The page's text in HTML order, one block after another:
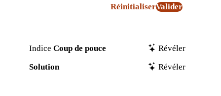
RéinitialiserValider
Indice Coup de pouce
Révéler
Solution
Révéler